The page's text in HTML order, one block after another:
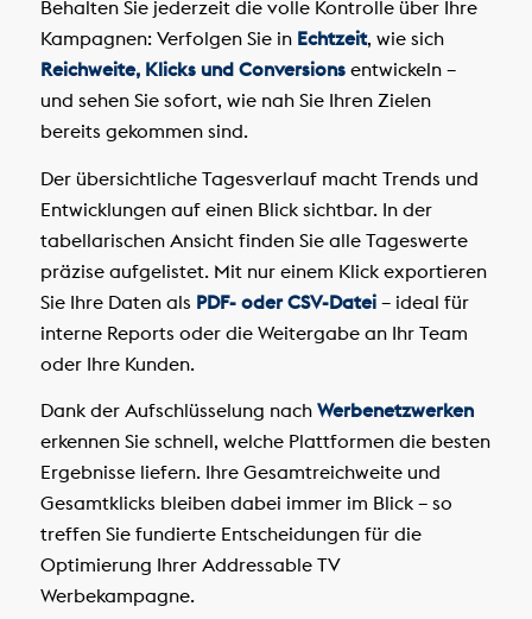
Behalten Sie jederzeit die volle Kontrolle über Ihre
Kampagnen: Verfolgen Sie in Echtzeit, wie sich
Reichweite, Klicks und Conversionsentwickeln –
und sehen Sie sofort, wie nah Sie Ihren Zielen
bereits gekommen sind.
Der übersichtliche Tagesverlauf macht Trends und
Entwicklungen auf einen Blick sichtbar. In der
tabellarischen Ansicht finden Sie alle Tageswerte
präzise aufgelistet. Mit nur einem Klick exportieren
Sie Ihre Daten als PDF- oder CSV-Datei– ideal für
interne Reports oder die Weitergabe an Ihr Team
oder Ihre Kunden.
Dank der Aufschlüsselung nach Werbenetzwerken
erkennen Sie schnell, welche Plattformen die besten
Ergebnisse liefern. Ihre Gesamtreichweite und
Gesamtklicks bleiben dabei immer im Blick – so
treffen Sie fundierte Entscheidungen für die
Optimierung Ihrer Addressable TV
Werbekampagne.